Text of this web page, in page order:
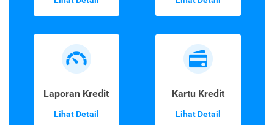
Laporan Kredit
Lihat Detail
Kartu Kredit
Lihat Detail